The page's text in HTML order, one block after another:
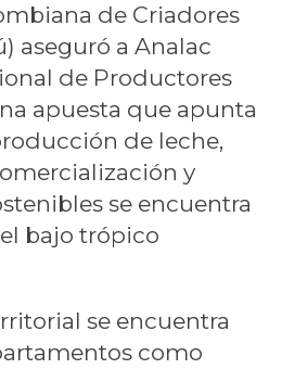
de Criadores
aseguró a Analac
de Productores
apuesta que apunta
de leche,
y
se encuentra
bajo trópico
se encuentra
como